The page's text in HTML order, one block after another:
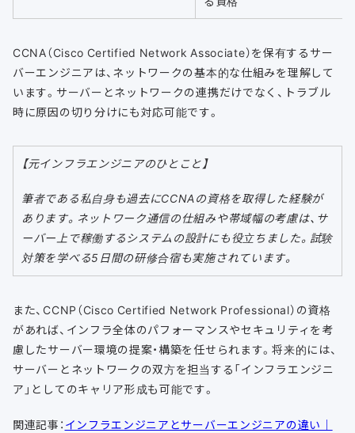
CCNA（Cisco Certified Network Associate）を保有するサー
バーエンジニアは、ネットワークの基本的な仕組みを理解して
います。サーバーとネットワークの連携だけでなく、トラブル
時に原因の切り分けにも対応可能です。
【元インフラエンジニアのひとこと】
筆者である私自身も過去にCCNAの資格を取得した経験が
あります。ネットワーク通信の仕組みや帯域幅の考慮は、サ
ーバー上で稼働するシステムの設計にも役立ちました。試験
対策を学べる5日間の研修合宿も実施されています。
また、CCNP（Cisco Certified Network Professional）の資格
があれば、インフラ全体のパフォーマンスやセキュリティを考
慮したサーバー環境の提案・構築を任せられます。将来的には、
サーバーとネットワークの双方を担当する「インフラエンジニ
ア」としてのキャリア形成も可能です。
関連記事： インフラエンジニアとサーバーエンジニアの違い｜